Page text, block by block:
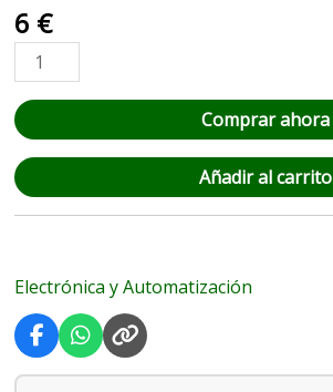
6 €
Termoeléctrica
para
Industria,
Electrónica
y
Laboratorio
cantidad
Comprar ahora
Añadir al carrito
Electrónica y Automatización